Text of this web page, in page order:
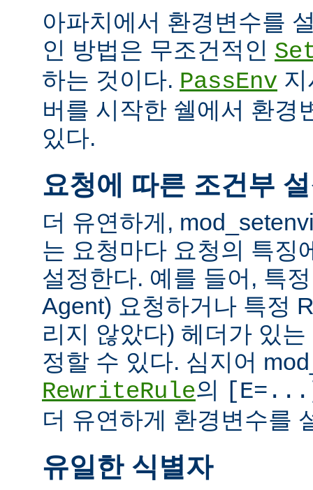
아파치에서 환경변수를
인 방법은 무조건적인
하는 것이다. PassEnv
버를 시작한 쉘에서 환경
있다.
요청에 따른 조건부
더 유연하게,
는 요청마다 요청의 특징
설정한다. 예를 들어, 특
Agent) 요청하거나 특정
리지 않았다) 헤더가 있
정할 수 있다. 심지어
RewriteRule의
더 유연하게 환경변수를
유일한 식별자